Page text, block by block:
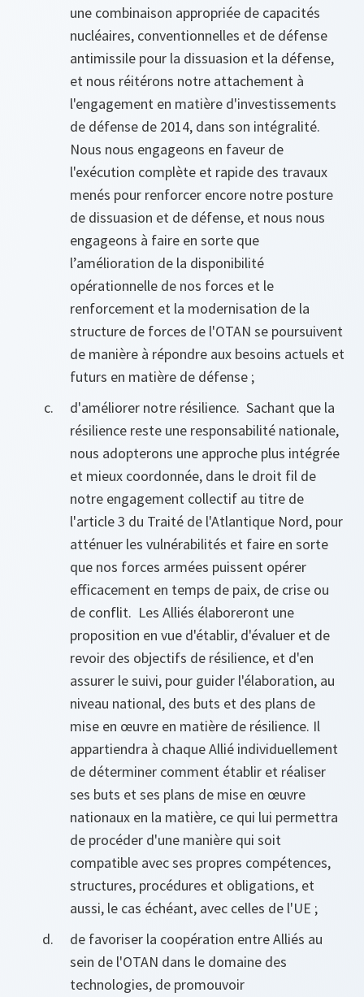
une combinaison appropriée de capacités
nucléaires, conventionnelles et de défense
antimissile pour la dissuasion et la défense,
et nous réitérons notre attachement à
l'engagement en matière d'investissements
de défense de 2014, dans son intégralité.
Nous nous engageons en faveur de
l'exécution complète et rapide des travaux
menés pour renforcer encore notre posture
de dissuasion et de défense, et nous nous
engageons à faire en sorte que
l’amélioration de la disponibilité
opérationnelle de nos forces et le
renforcement et la modernisation de la
structure de forces de l'OTAN se poursuivent
de manière à répondre aux besoins actuels et
futurs en matière de défense ;
d'améliorer notre résilience. Sachant que la
résilience reste une responsabilité nationale,
nous adopterons une approche plus intégrée
et mieux coordonnée, dans le droit fil de
notre engagement collectif au titre de
l'article 3 du Traité de l'Atlantique Nord, pour
atténuer les vulnérabilités et faire en sorte
que nos forces armées puissent opérer
efficacement en temps de paix, de crise ou
de conflit. Les Alliés élaboreront une
proposition en vue d'établir, d'évaluer et de
revoir des objectifs de résilience, et d'en
assurer le suivi, pour guider l'élaboration, au
niveau national, des buts et des plans de
mise en œuvre en matière de résilience. Il
appartiendra à chaque Allié individuellement
de déterminer comment établir et réaliser
ses buts et ses plans de mise en œuvre
nationaux en la matière, ce qui lui permettra
de procéder d'une manière qui soit
compatible avec ses propres compétences,
structures, procédures et obligations, et
aussi, le cas échéant, avec celles de l'UE ;
de favoriser la coopération entre Alliés au
sein de l'OTAN dans le domaine des
technologies, de promouvoir